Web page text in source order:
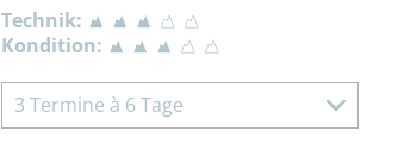
Technik:
Kondition:
3 Termine à 6 Tage